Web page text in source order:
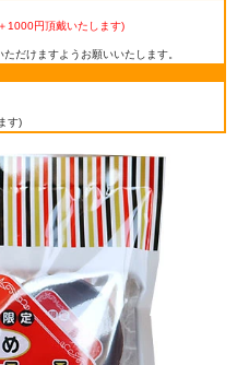
1000円頂戴いたします)
ただけますようお願いいたします。
す)